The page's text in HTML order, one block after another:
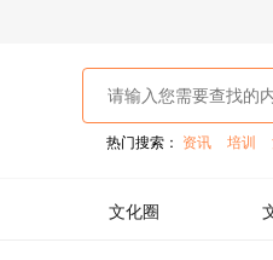
热门搜索： 资讯 培训
文化圈